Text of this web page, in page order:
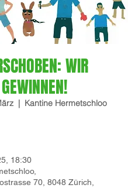
WIR
GEWINNEN!
  |
Kantine Hermetschloo
18:30
70, 8048 Zürich,